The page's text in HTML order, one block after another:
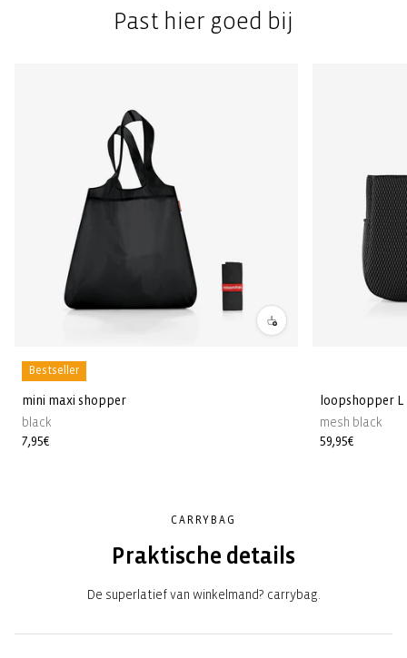
Past hier goed bij
Bestseller
mini maxi shopper
black
Normale
7,95€
loopshopper L
mesh black
Normale
59,95€
CARRYBAG
Praktische details
De superlatief van winkelmand? carrybag.